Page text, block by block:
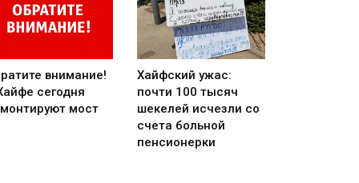
внимание!
сегодня
мост
Хайфский ужас:
почти 100 тысяч
шекелей исчезли со
счета больной
пенсионерки